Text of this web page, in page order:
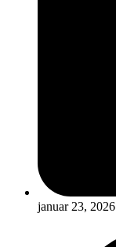
januar 23, 2026